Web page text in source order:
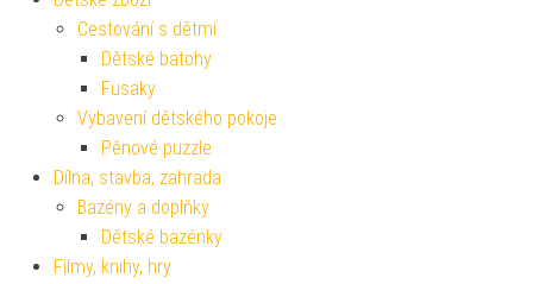
Cestování s dětmi
Dětské batohy
Fusaky
Vybavení dětského pokoje
Pěnové puzzle
Dílna, stavba, zahrada
Bazény a doplňky
Dětské bazénky
Filmy, knihy, hry